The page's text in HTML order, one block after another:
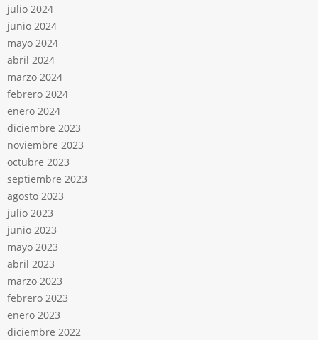
julio 2024
junio 2024
mayo 2024
abril 2024
marzo 2024
febrero 2024
enero 2024
diciembre 2023
noviembre 2023
octubre 2023
septiembre 2023
agosto 2023
julio 2023
junio 2023
mayo 2023
abril 2023
marzo 2023
febrero 2023
enero 2023
diciembre 2022